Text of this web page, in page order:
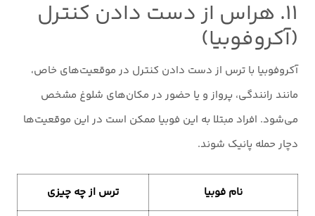
۱۱. هراس از دست دادن کنترل
(آکروفوبیا)
آکروفوبیا با ترس از دست دادن کنترل در موقعیت‌های خاص،
مانند رانندگی، پرواز و یا حضور در مکان‌های شلوغ مشخص
می‌شود. افراد مبتلا به این فوبیا ممکن است در این موقعیت‌ها
دچار حمله پانیک شوند.
نام فوبیا ترس از چه چیزی